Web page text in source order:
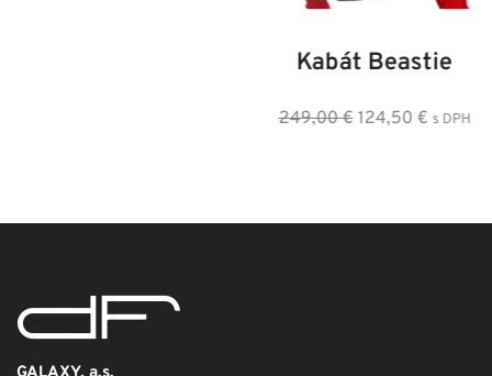
Kabát Beastie
Pôvodná
124,50€Aktuálna
s DPH